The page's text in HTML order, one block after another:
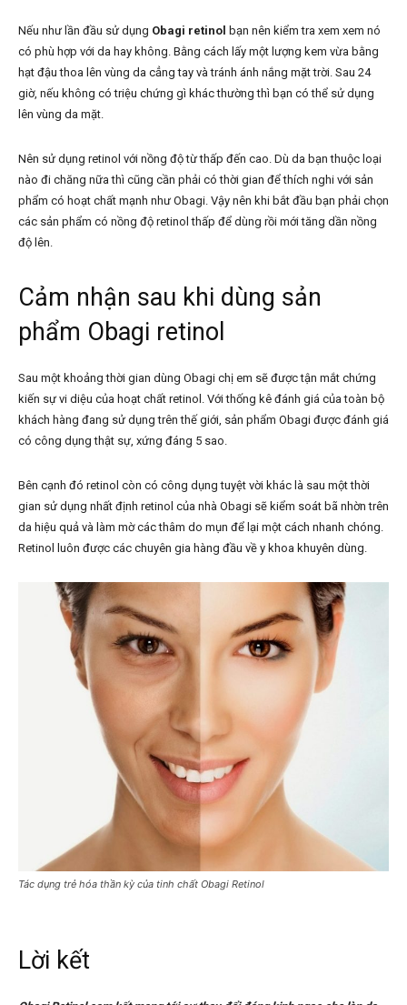
Nếu như lần đầu sử dụng Obagi retinol bạn nên kiểm tra xem xem nó
có phù hợp với da hay không. Bằng cách lấy một lượng kem vừa bằng
hạt đậu thoa lên vùng da cẳng tay và tránh ánh nắng mặt trời. Sau 24
giờ, nếu không có triệu chứng gì khác thường thì bạn có thể sử dụng
lên vùng da mặt.
Nên sử dụng retinol với nồng độ từ thấp đến cao. Dù da bạn thuộc loại
nào đi chăng nữa thì cũng cần phải có thời gian để thích nghi với sản
phẩm có hoạt chất mạnh như Obagi. Vậy nên khi bắt đầu bạn phải chọn
các sản phẩm có nồng độ retinol thấp để dùng rồi mới tăng dần nồng
độ lên.
Cảm nhận sau khi dùng sản
phẩm Obagi retinol
Sau một khoảng thời gian dùng Obagi chị em sẽ được tận mắt chứng
kiến sự vi diệu của hoạt chất retinol. Với thống kê đánh giá của toàn bộ
khách hàng đang sử dụng trên thế giới, sản phẩm Obagi được đánh giá
có công dụng thật sự, xứng đáng 5 sao.
Bên cạnh đó retinol còn có công dụng tuyệt vời khác là sau một thời
gian sử dụng nhất định retinol của nhà Obagi sẽ kiểm soát bã nhờn trên
da hiệu quả và làm mờ các thâm do mụn để lại một cách nhanh chóng.
Retinol luôn được các chuyên gia hàng đầu về y khoa khuyên dùng.
Tác dụng trẻ hóa thần kỳ của tinh chất Obagi Retinol
Lời kết